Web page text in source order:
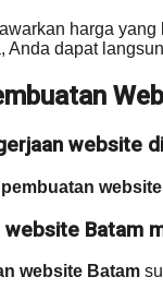
harga
Anda dapat
website
Batam
website Batam